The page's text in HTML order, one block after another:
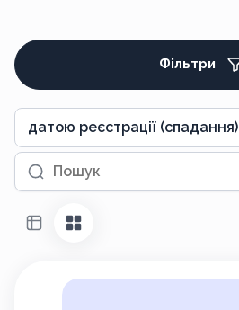
Фільтри
датою реєстрації (спадання)
Пошук